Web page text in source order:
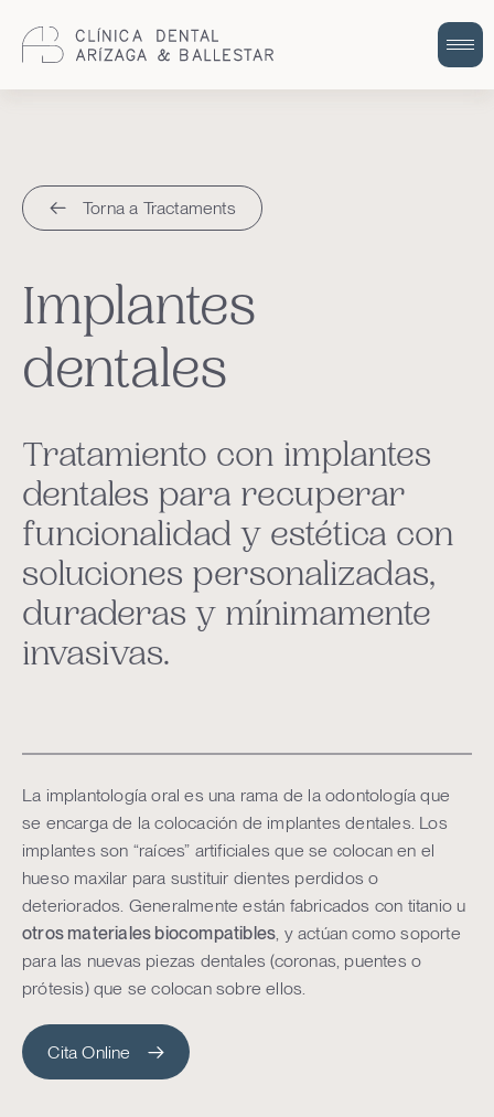
Torna a Tractaments
Implantes
dentales
Tratamiento con implantes
dentales para recuperar
funcionalidad y estética con
soluciones personalizadas,
duraderas y mínimamente
invasivas.
La implantología oral es una rama de la odontología que
se encarga de la colocación de implantes dentales. Los
implantes son “raíces” artificiales que se colocan en el
hueso maxilar para sustituir dientes perdidos o
deteriorados. Generalmente están fabricados con titanio u
otros materiales biocompatibles, y actúan como soporte
para las nuevas piezas dentales (coronas, puentes o
prótesis) que se colocan sobre ellos.
Cita Online